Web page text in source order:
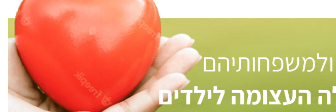
ולמשפחותיהם
העצומה לילדים